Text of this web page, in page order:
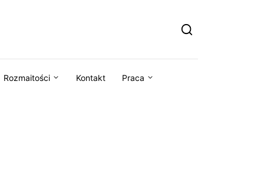
Rozmaitości Kontakt Praca